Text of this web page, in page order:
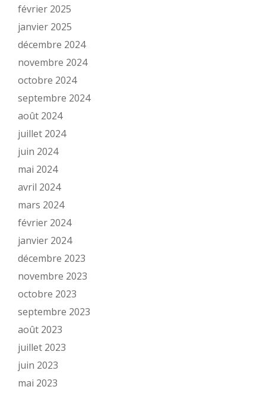
février 2025
janvier 2025
décembre 2024
novembre 2024
octobre 2024
septembre 2024
août 2024
juillet 2024
juin 2024
mai 2024
avril 2024
mars 2024
février 2024
janvier 2024
décembre 2023
novembre 2023
octobre 2023
septembre 2023
août 2023
juillet 2023
juin 2023
mai 2023